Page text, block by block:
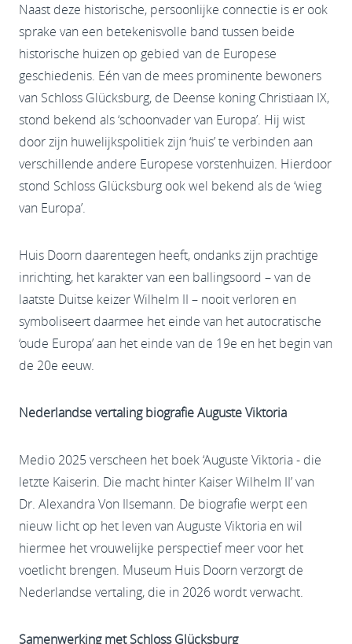
Naast deze historische, persoonlijke connectie is er ook
sprake van een betekenisvolle band tussen beide
historische huizen op gebied van de Europese
geschiedenis. Eén van de mees prominente bewoners
van Schloss Glücksburg, de Deense koning Christiaan IX,
stond bekend als ‘schoonvader van Europa’. Hij wist
door zijn huwelijkspolitiek zijn ‘huis’ te verbinden aan
verschillende andere Europese vorstenhuizen. Hierdoor
stond Schloss Glücksburg ook wel bekend als de ‘wieg
van Europa’.
Huis Doorn daarentegen heeft, ondanks zijn prachtige
inrichting, het karakter van een ballingsoord – van de
laatste Duitse keizer Wilhelm II – nooit verloren en
symboliseert daarmee het einde van het autocratische
‘oude Europa’ aan het einde van de 19e en het begin van
de 20e eeuw.
Nederlandse vertaling biografie Auguste Viktoria
Medio 2025 verscheen het boek ‘Auguste Viktoria - die
letzte Kaiserin. Die macht hinter Kaiser Wilhelm II’ van
Dr. Alexandra Von Ilsemann. De biografie werpt een
nieuw licht op het leven van Auguste Viktoria en wil
hiermee het vrouwelijke perspectief meer voor het
voetlicht brengen. Museum Huis Doorn verzorgt de
Nederlandse vertaling, die in 2026 wordt verwacht.
Samenwerking met Schloss Glücksburg